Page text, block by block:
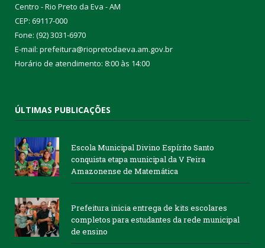
Centro - Rio Preto da Eva - AM
CEP: 69117-000
Fone: (92) 3031-6970
E-mail: prefeitura@riopretodaeva.am.gov.br
Horário de atendimento: 8:00 às 14:00
ÚLTIMAS PUBLICAÇÕES
Escola Municipal Divino Espírito Santo
conquista etapa municipal da V Feira
Amazonense de Matemática
Prefeitura inicia entrega de kits escolares
completos para estudantes da rede municipal
de ensino